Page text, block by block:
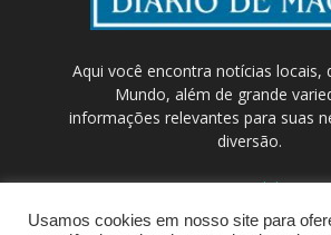
Aqui você encontra notícias locais,
Mundo, além de grande
informações relevantes para suas
diversão.
Contato:
Usamos cookies em nosso site para